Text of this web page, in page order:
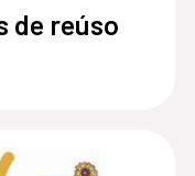
de reúso